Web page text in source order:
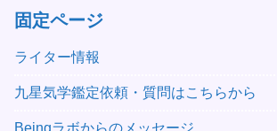
固定ページ
ライター情報
九星気学鑑定依頼・質問はこちらから
Beingラボからのメッセージ